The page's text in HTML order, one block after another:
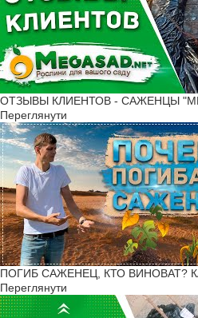
ОТЗЫВЫ КЛИЕНТОВ - САЖЕНЦЫ
Переглянути
ПОГИБ САЖЕНЕЦ, КТО ВИНОВАТ?
Переглянути